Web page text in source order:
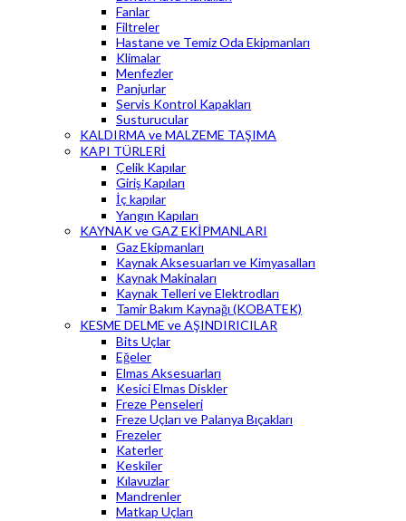
Fanlar
Filtreler
Hastane ve Temiz Oda Ekipmanları
Klimalar
Menfezler
Panjurlar
Servis Kontrol Kapakları
Susturucular
KALDIRMA ve MALZEME TAŞIMA
KAPI TÜRLERİ
Çelik Kapılar
Giriş Kapıları
İç kapılar
Yangın Kapıları
KAYNAK ve GAZ EKİPMANLARI
Gaz Ekipmanları
Kaynak Aksesuarları ve Kimyasalları
Kaynak Makinaları
Kaynak Telleri ve Elektrodları
Tamir Bakım Kaynağı (KOBATEK)
KESME DELME ve AŞINDIRICILAR
Bits Uçlar
Eğeler
Elmas Aksesuarları
Kesici Elmas Diskler
Freze Penseleri
Freze Uçları ve Palanya Bıçakları
Frezeler
Katerler
Keskiler
Kılavuzlar
Mandrenler
Matkap Uçları